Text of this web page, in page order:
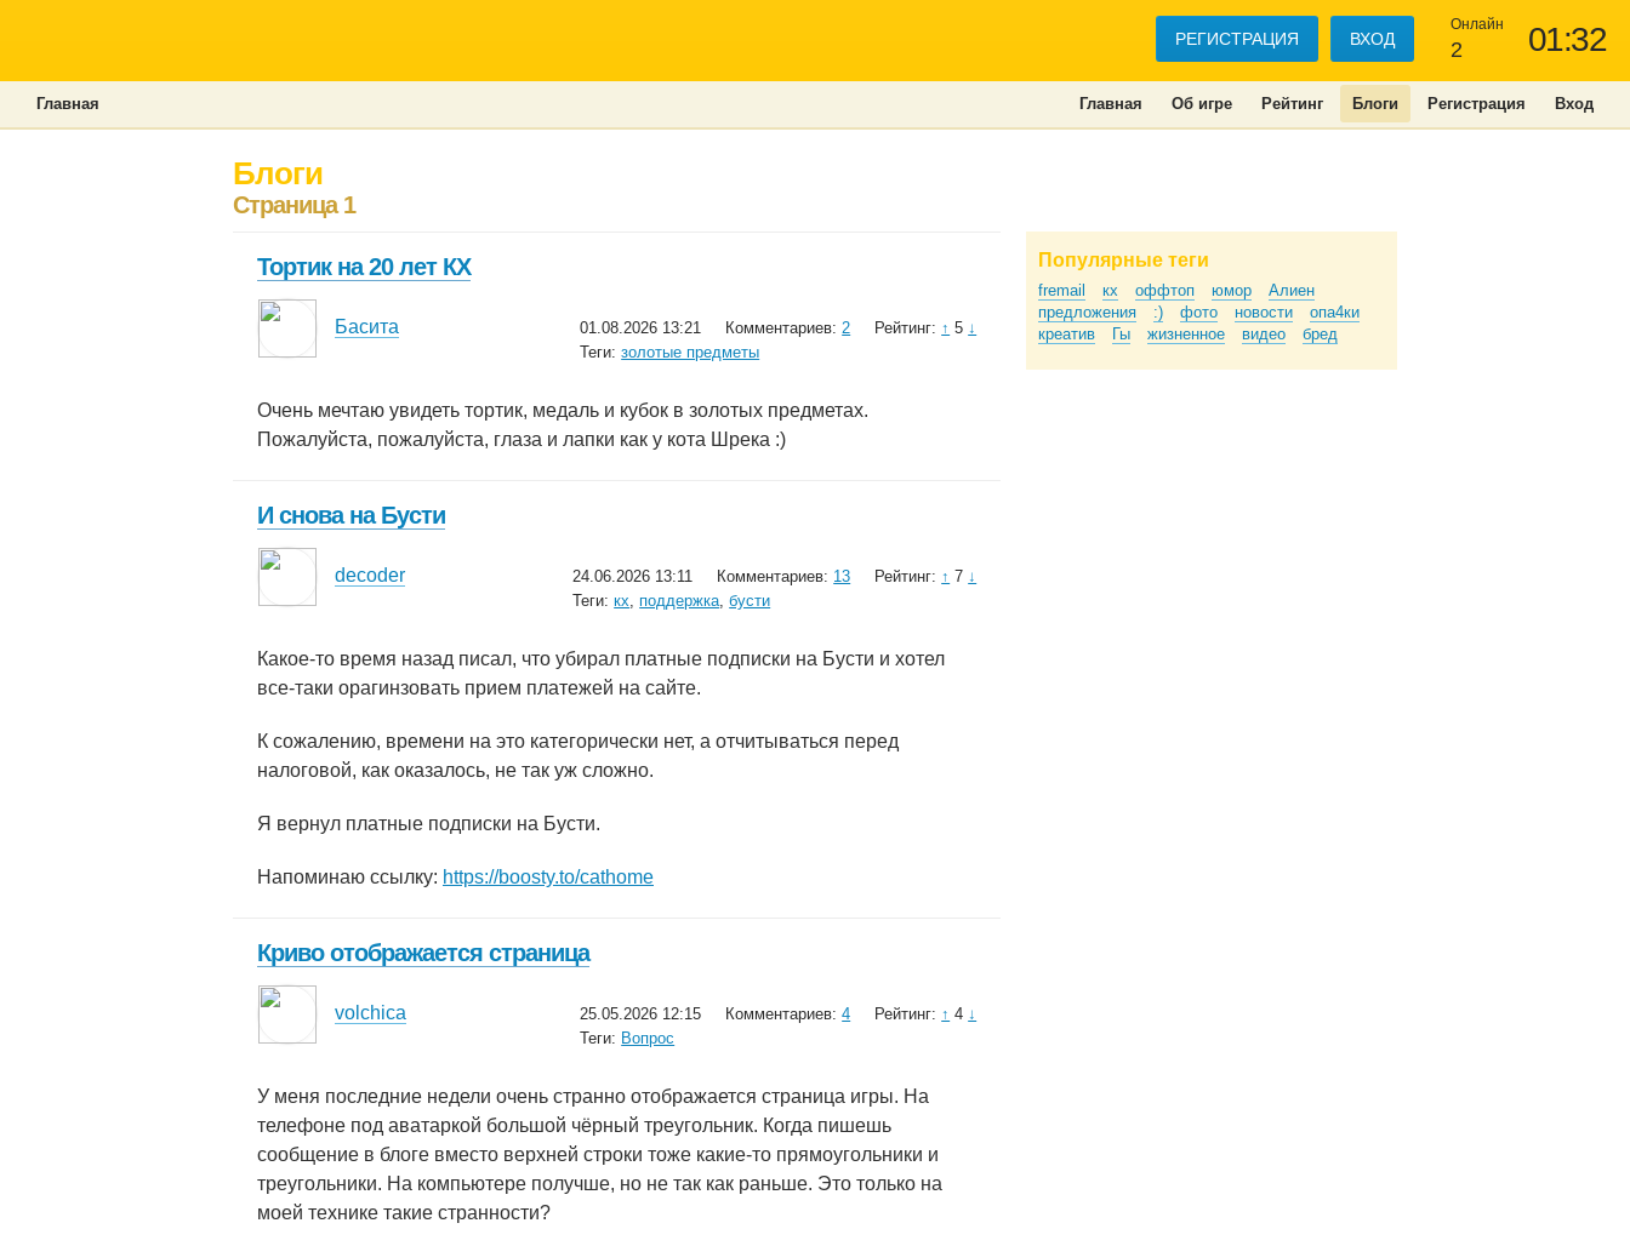
01:32
Онлайн
2
РЕГИСТРАЦИЯ ВХОД
Главная Об игре Рейтинг Блоги Регистрация Вход
Главная
Блоги
Страница 1
Тортик на 20 лет КХ
Басита 01.08.2026 13:21 Комментариев:2 Рейтинг: ↑ 5 ↓
Теги:золотые предметы
Очень мечтаю увидеть тортик, медаль и кубок в золотых предметах.
Пожалуйста, пожалуйста, глаза и лапки как у кота Шрека :)
И снова на Бусти
decoder 24.06.2026 13:11 Комментариев: 13 Рейтинг: ↑ 7 ↓
Теги:кх, поддержка,бусти
Какое-то время назад писал, что убирал платные подписки на Бусти и хотел
все-таки орагинзовать прием платежей на сайте.
К сожалению, времени на это категорически нет, а отчитываться перед
налоговой, как оказалось, не так уж сложно.
Я вернул платные подписки на Бусти.
Напоминаю ссылку: https://boosty.to/cathome
Криво отображается страница
volchica 25.05.2026 12:15 Комментариев:4 Рейтинг: ↑ 4 ↓
Теги: Вопрос
У меня последние недели очень странно отображается страница игры. На
телефоне под аватаркой большой чёрный треугольник. Когда пишешь
сообщение в блоге вместо верхней строки тоже какие-то прямоугольники и
треугольники. На компьютере получше, но​ не так как раньше. Это только на
моей технике такие странности?
Популярные теги
fremail кх оффтоп юмор
Алиен
предложения
:) фото новости
опа4ки
креатив
Гы жизненное видео бред